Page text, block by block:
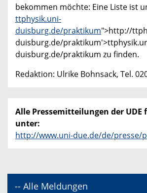
bekommen möchte: Eine Liste ist
ttphysik.uni-
duisburg.de/praktikum">http://
duisburg.de/
duisburg.de/praktikum zu finden.
Redaktion: Ulrike Bohnsack, Tel.
Alle Pressemitteilungen der UDE
unter:
http://www.uni-due.de/de/presse/
-- Alle Meldungen